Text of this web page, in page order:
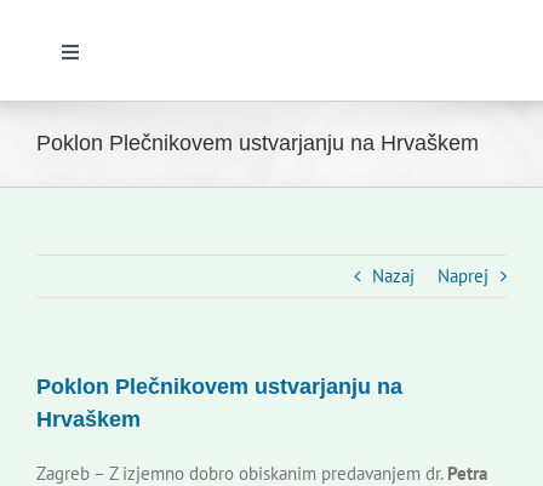
Toggle
Novice
Kontakti
Poklon Plečnikovem ustvarjanju na Hrvaškem
Nazaj Naprej
Poklon Plečnikovem ustvarjanju na
Hrvaškem
Zagreb – Z izjemno dobro obiskanim predavanjem dr. Petra